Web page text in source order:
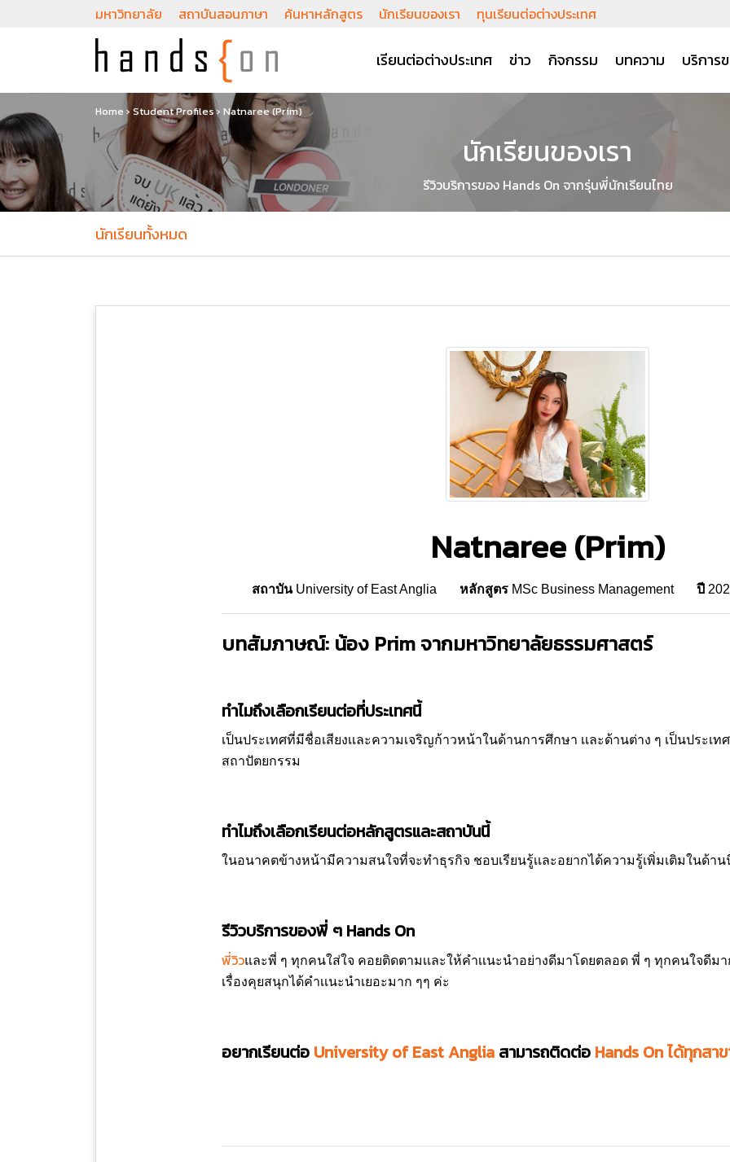
มหาวิทยาลัย สถาบันสอนภาษา ค้นหาหลักสูตร นักเรียนของเรา ทุนเรียนต่อต่างประเทศ
เรียนต่อต่างประเทศ ข่าว กิจกรรม บทความ บริการ
Home ›Student Profiles› Natnaree (Prim)
นักเรียนของเรา
รีวิวบริการของ Hands On จากรุ่นพี่นักเรียนไทย
นักเรียนทั้งหมด
Natnaree (Prim)
สถาบันUniversity of East Anglia หลักสูตรMSc Business Management ปี
บทสัมภาษณ์: น้อง Prim จากมหาวิทยาลัยธรรมศาสตร์
ทำไมถึงเลือกเรียนต่อที่ประเทศนี้
เป็นประเทศที่มีชื่อเสียงเเละความเจริญก้าวหน้าในด้านการศึกษา เเละด้านต่าง ๆ เป็นประเท
สถาปัตยกรรม
ทำไมถึงเลือกเรียนต่อหลักสูตรและสถาบันนี้
ในอนาคตข้างหน้ามีความสนใจที่จะทำธุรกิจ ชอบเรียนรู้เเละอยากได้ความรู้เพิ่มเติมในด้าน
รีวิวบริการของพี่ ๆ Hands On
พี่วิวและพี่ ๆ ทุกคนใส่ใจ คอยติดตามเเละให้คำเเนะนำอย่างดีมาโดยตลอด พี่ ๆ ทุกคนใจดีม
เรื่องคุยสนุกได้คำเเนะนำเยอะมาก ๆๆ ค่ะ
อยากเรียนต่อ University of East Anglia สามารถติดต่อ Hands On ได้ทุกสา